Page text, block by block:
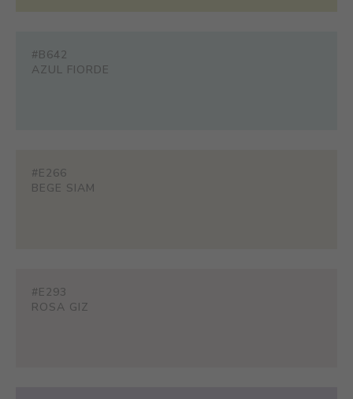
#B642
AZUL FIORDE
#E266
BEGE SIAM
#E293
ROSA GIZ